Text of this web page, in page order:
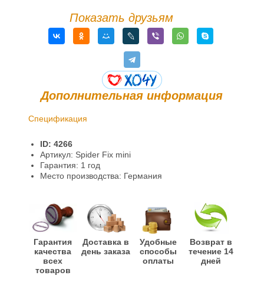
Показать друзьям
Дополнительная информация
Спецификация
Гарантии и возврат
ID: 4266
Артикул: Spider Fix mini
Гарантия: 1 год
Место производства: Германия
Гарантия
качества
всех
товаров
Доставка в
день заказа
Удобные
способы
оплаты
Возврат в
течение 14
дней